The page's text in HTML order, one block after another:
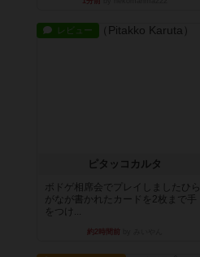
レビュー
ピタッコカルタ
ボドゲ相席会でプレイしましたひら
がなが書かれたカードを2枚まで手
をつけ...
約2時間前